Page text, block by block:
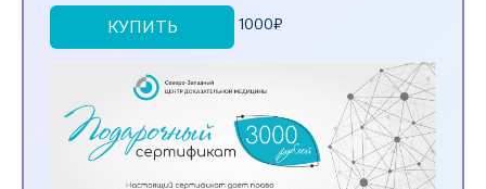
КУПИТЬ 1000₽